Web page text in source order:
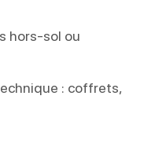
hors-sol ou
: coffrets,